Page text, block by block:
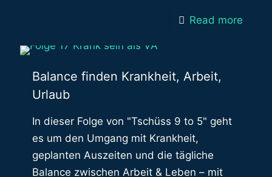
Read more
Balance finden Krankheit, Arbeit,
Urlaub
In dieser Folge von "Tschüss 9 to 5" geht
es um den Umgang mit Krankheit,
geplanten Auszeiten und die tägliche
Balance zwischen Arbeit & Leben – mit